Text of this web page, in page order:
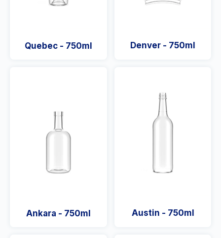
Quebec - 750ml Denver - 750ml
Ankara - 750ml Austin - 750ml